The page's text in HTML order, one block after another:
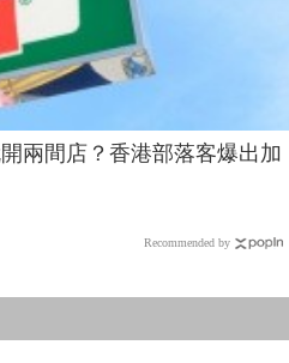
兩間店？香港部落客爆出加
Recommended by